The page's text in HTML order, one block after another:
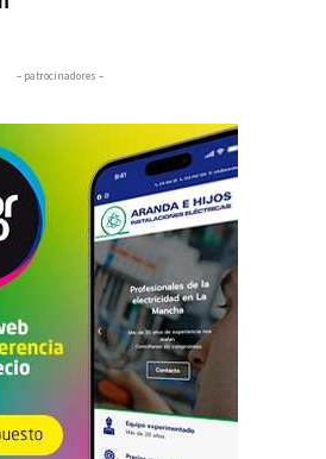
– patrocinadores –